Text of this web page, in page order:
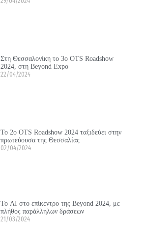
Στη Θεσσαλονίκη το 3ο OTS Roadshow
2024, στη Beyond Expo
22/04/2024
Το 2ο OTS Roadshow 2024 ταξιδεύει στην
πρωτεύουσα της Θεσσαλίας
02/04/2024
Το ΑΙ στο επίκεντρο της Beyond 2024, με
πλήθος παράλληλων δράσεων
21/03/2024